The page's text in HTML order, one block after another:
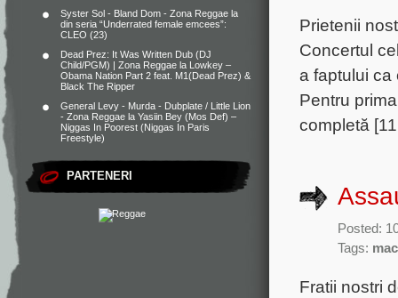
Syster Sol - Bland Dom - Zona Reggae la
din seria “Underrated female emcees”:
CLEO (23)
Dead Prez: It Was Written Dub (DJ
Child/PGM) | Zona Reggae la Lowkey –
Obama Nation Part 2 feat. M1(Dead Prez) &
Black The Ripper
General Levy - Murda - Dubplate / Little Lion
- Zona Reggae la Yasiin Bey (Mos Def) –
Niggas In Poorest (Niggas In Paris
Freestyle)
PARTENERI
Prietenii
Concertul
a faptului ca
Pentru
completă
Posted:
Tags:
Fratii nostri